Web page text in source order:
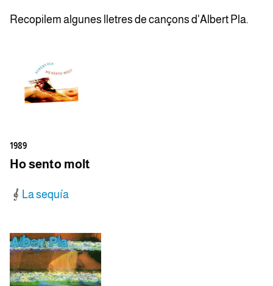
Recopilem algunes lletres de cançons d'Albert Pla.
1989
Ho sento molt
La sequía